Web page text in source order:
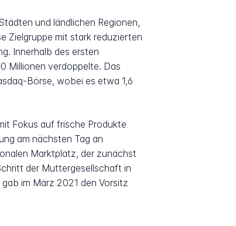
und ländlichen Regionen,
Zielgruppe mit stark reduzierten
Innerhalb des ersten
Millionen verdoppelte. Das
Börse, wobei es etwa 1,6
Fokus auf frische Produkte
am nächsten Tag an
Marktplatz, der zunächst
der Muttergesellschaft in
im März 2021 den Vorsitz